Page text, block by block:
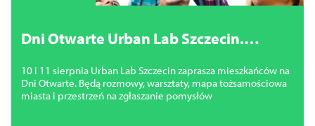
Dni Otwarte Urban Lab Szczecin.
przyszłości miasta i zgłoszą swoje
pomysły
10 i 11 sierpnia Urban Lab Szczecin zaprasza mieszkańców na
Dni Otwarte. Będą rozmowy, warsztaty, mapa tożsamościowa
miasta i przestrzeń na zgłaszanie pomysłów